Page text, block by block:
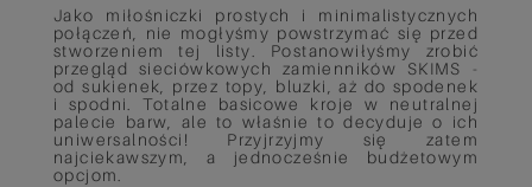
Jako miłośniczki prostych i minimalistycznych
połączeń, nie mogłyśmy powstrzymać się przed
stworzeniem tej listy. Postanowiłyśmy zrobić
przegląd sieciówkowych zamienników SKIMS -
od sukienek, przez topy, bluzki, aż do spodenek
i spodni. Totalne basicowe kroje w neutralnej
palecie barw, ale to właśnie to decyduje o ich
uniwersalności! Przyjrzyjmy się zatem
najciekawszym, a jednocześnie budżetowym
opcjom.